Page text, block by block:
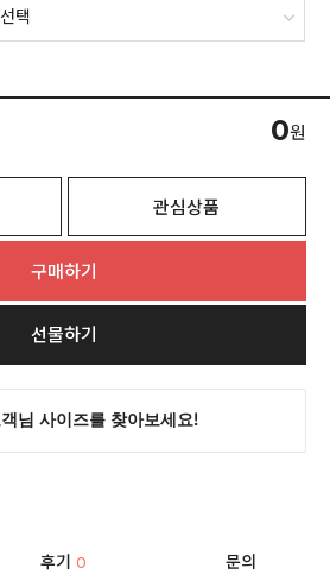
0원
관심상품
구매하기
선물하기
후기0 문의